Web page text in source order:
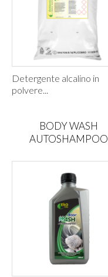
Detergente alcalino in
polvere...
BODY WASH
AUTOSHAMPOO